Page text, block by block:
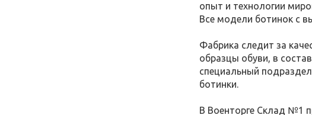
опыт и технологии
Все модели ботинок с
Фабрика следит за
образцы обуви, в
специальный
ботинки.
В Военторге Склад №1